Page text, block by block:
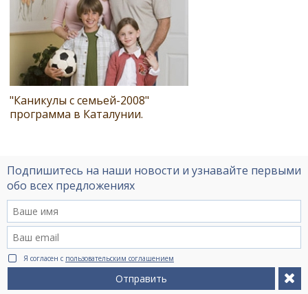
"Каникулы с семьей-2008"
программа в Каталунии.
Подпишитесь на наши новости и узнавайте первыми
обо всех предложениях
Я согласен с пользовательским соглашением
Отправить